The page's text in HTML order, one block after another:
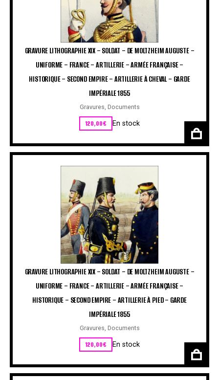
GRAVURE LITHOGRAPHIE XIX – SOLDAT – DE MOLTZHEIM AUGUSTE –
UNIFORME – FRANCE – ARTILLERIE – ARMÉE FRANÇAISE –
HISTORIQUE – SECOND EMPIRE – ARTILLERIE À CHEVAL – GARDE
IMPÉRIALE 1855
Gravures, Documents
120,00€ En stock
GRAVURE LITHOGRAPHIE XIX – SOLDAT – DE MOLTZHEIM AUGUSTE –
UNIFORME – FRANCE – ARTILLERIE – ARMÉE FRANÇAISE –
HISTORIQUE – SECOND EMPIRE – ARTILLERIE À PIED – GARDE
IMPÉRIALE 1855
Gravures, Documents
120,00€ En stock